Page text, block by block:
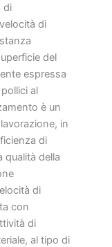
di
di
del
espressa
al
è un
in
di
qualità della
di
con
di
al tipo di